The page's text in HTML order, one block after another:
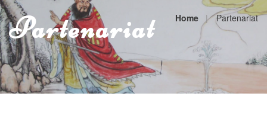
Partenariat Home Partenariat